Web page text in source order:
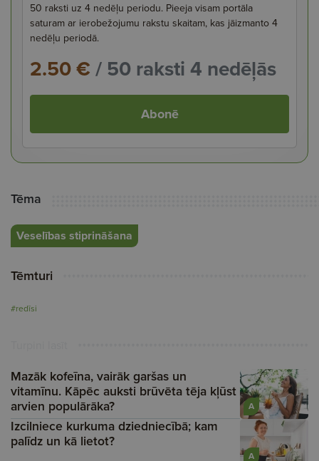
50 raksti uz 4 nedēļu periodu. Pieeja visam portāla
saturam ar ierobežojumu rakstu skaitam, kas jāizmanto 4
nedēļu periodā.
2.50 €/ 50 raksti 4 nedēļās
Abonē
Tēma
Veselības stiprināšana
Tēmturi
#redīsi
A
Mazāk kofeīna, vairāk garšas un
vitamīnu. Kāpēc auksti brūvēta tēja kļūst
arvien populārāka?
A
Izcilniece kurkuma dziedniecībā; kam
palīdz un kā lietot?